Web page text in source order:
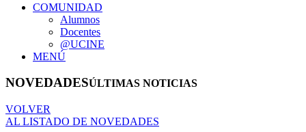
COMUNIDAD
Alumnos
Docentes
@UCINE
MENÚ
NOVEDADESÚLTIMAS NOTICIAS
VOLVER
AL LISTADO DE NOVEDADES